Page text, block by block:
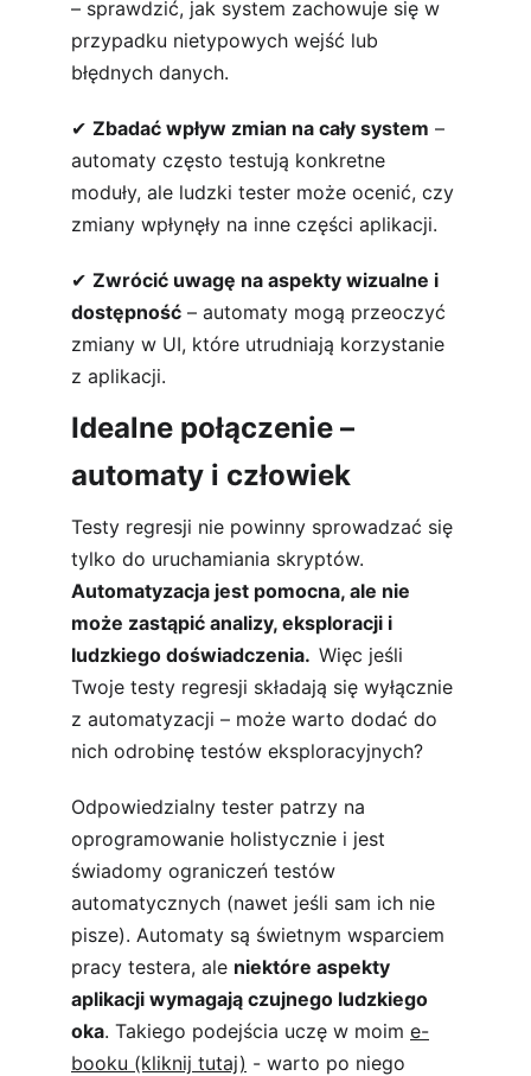
– sprawdzić, jak system zachowuje się w
przypadku nietypowych wejść lub
błędnych danych.
✔ Zbadać wpływ zmian na cały system –
automaty często testują konkretne
moduły, ale ludzki tester może ocenić, czy
zmiany wpłynęły na inne części aplikacji.
✔ Zwrócić uwagę na aspekty wizualne i
dostępność – automaty mogą przeoczyć
zmiany w UI, które utrudniają korzystanie
z aplikacji.
Idealne połączenie –
automaty i człowiek
Testy regresji nie powinny sprowadzać się
tylko do uruchamiania skryptów.
Automatyzacja jest pomocna, ale nie
może zastąpić analizy, eksploracji i
ludzkiego doświadczenia. Więc jeśli
Twoje testy regresji składają się wyłącznie
z automatyzacji – może warto dodać do
nich odrobinę testów eksploracyjnych?
Odpowiedzialny tester patrzy na
oprogramowanie holistycznie i jest
świadomy ograniczeń testów
automatycznych (nawet jeśli sam ich nie
pisze). Automaty są świetnym wsparciem
pracy testera, ale niektóre aspekty
aplikacji wymagają czujnego ludzkiego
oka. Takiego podejścia uczę w moim e-
booku (kliknij tutaj) - warto po niego